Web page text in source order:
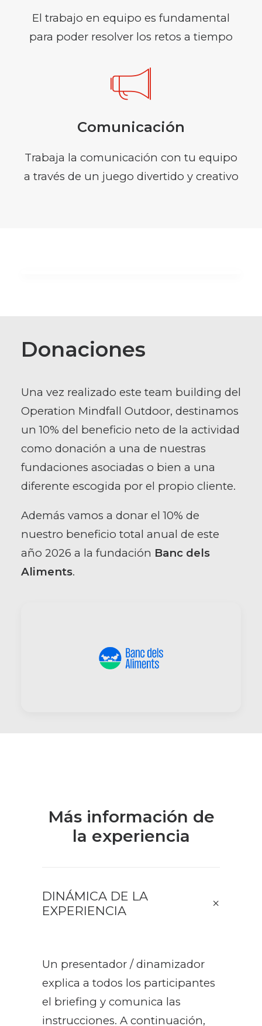
El trabajo en equipo es fundamental
para poder resolver los retos a tiempo
Comunicación
Trabaja la comunicación con tu equipo
a través de un juego divertido y creativo
Donaciones
Una vez realizado este team building del
Operation Mindfall Outdoor, destinamos
un 10% del beneficio neto de la actividad
como donación a una de nuestras
fundaciones asociadas o bien a una
diferente escogida por el propio cliente.
Además vamos a donar el 10% de
nuestro beneficio total anual de este
año 2026 a la fundación Banc dels
Aliments.
Más información de
la experiencia
DINÁMICA DE LA
EXPERIENCIA
Un presentador / dinamizador
explica a todos los participantes
el briefing y comunica las
instrucciones. A continuación,